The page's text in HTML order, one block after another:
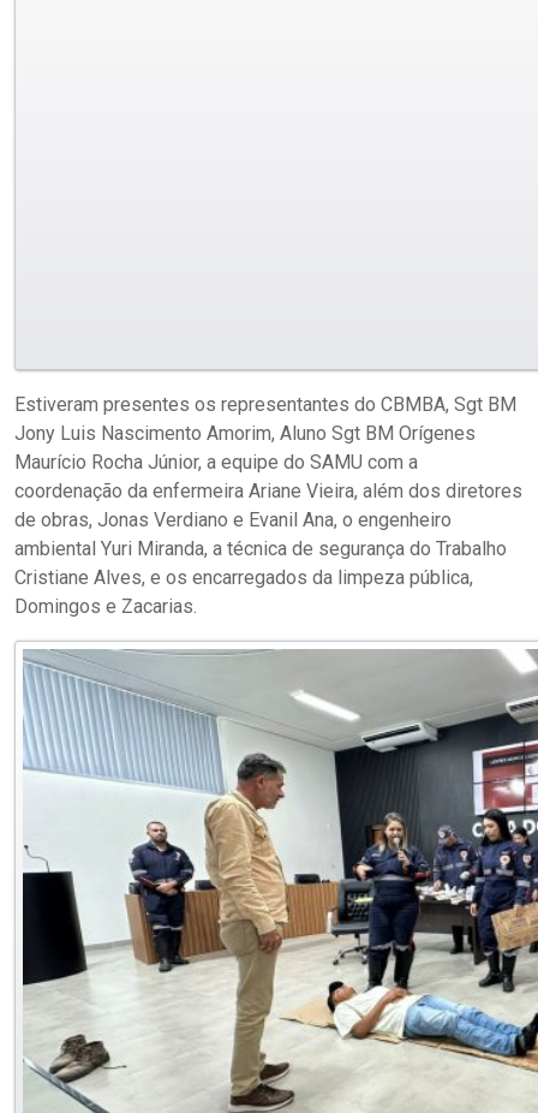
Estiveram presentes os representantes do CBMBA, Sgt BM
Jony Luis Nascimento Amorim, Aluno Sgt BM Orígenes
Maurício Rocha Júnior, a equipe do SAMU com a
coordenação da enfermeira Ariane Vieira, além dos diretores
de obras, Jonas Verdiano e Evanil Ana, o engenheiro
ambiental Yuri Miranda, a técnica de segurança do Trabalho
Cristiane Alves, e os encarregados da limpeza pública,
Domingos e Zacarias.